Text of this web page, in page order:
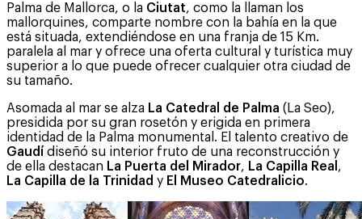
Palma de Mallorca, o la Ciutat, como la llaman los
mallorquines, comparte nombre con la bahía en la que
está situada, extendiéndose en una franja de 15 Km.
paralela al mar y ofrece una oferta cultural y turística muy
superior a lo que puede ofrecer cualquier otra ciudad de
su tamaño.
Asomada al mar se alza La Catedral de Palma (La Seo),
presidida por su gran rosetón y erigida en primera
identidad de la Palma monumental. El talento creativo de
Gaudí diseñó su interior fruto de una reconstrucción y
de ella destacan La Puerta del Mirador, La Capilla Real ,
La Capilla de la Trinidad y El Museo Catedralicio.